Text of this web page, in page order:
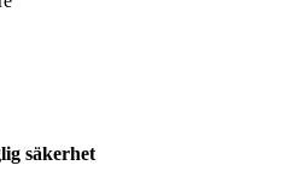
säkerhet